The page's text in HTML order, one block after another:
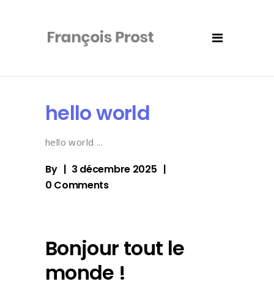
hello world
hello world
By
3 décembre 2025
0 Comments
Bonjour tout le
monde !